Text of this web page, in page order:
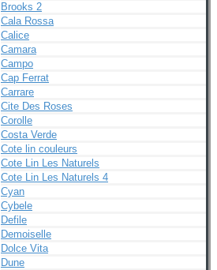
Brooks 2
Cala Rossa
Calice
Camara
Campo
Cap Ferrat
Carrare
Cite Des Roses
Corolle
Costa Verde
Cote lin couleurs
Cote Lin Les Naturels
Cote Lin Les Naturels 4
Cyan
Cybele
Defile
Demoiselle
Dolce Vita
Dune